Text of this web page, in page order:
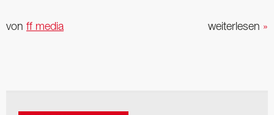
weiterlesen »
von ff media